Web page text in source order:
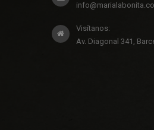
Visítanos:
Av. Diagonal 341,